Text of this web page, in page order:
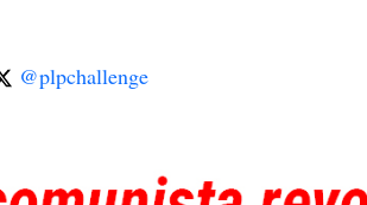
@plpchallenge